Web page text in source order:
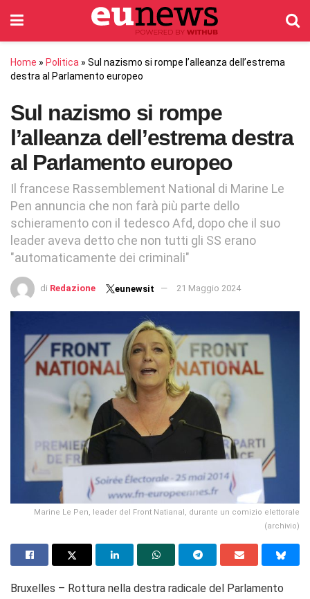
Home » Politica » Sul nazismo si rompe l’alleanza dell’estrema
destra al Parlamento europeo
Sul nazismo si rompe
l’alleanza dell’estrema destra
al Parlamento europeo
Il francese Rassemblement National di Marine Le
Pen annuncia che non farà più parte dello
schieramento con il tedesco Afd, dopo che il suo
leader aveva detto che non tutti gli SS erano
"automaticamente dei criminali"
di Redazione eunewsit 21 Maggio 2024
Marine Le Pen, leader del Front Natianal, durante un comizio elettorale
(archivio)
Bruxelles – Rottura nella destra radicale del Parlamento